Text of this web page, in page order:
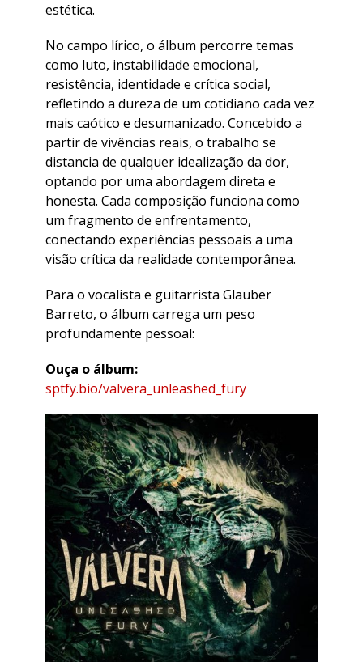
estética.
​No campo lírico, o álbum percorre temas
como luto, instabilidade emocional,
resistência, identidade e crítica social,
refletindo a dureza de um cotidiano cada vez
mais caótico e desumanizado. Concebido a
partir de vivências reais, o trabalho se
distancia de qualquer idealização da dor,
optando por uma abordagem direta e
honesta. Cada composição funciona como
um fragmento de enfrentamento,
conectando experiências pessoais a uma
visão crítica da realidade contemporânea.
​Para o vocalista e guitarrista Glauber
Barreto, o álbum carrega um peso
profundamente pessoal:
Ouça o álbum:
sptfy.bio/valvera_unleashed_fury​